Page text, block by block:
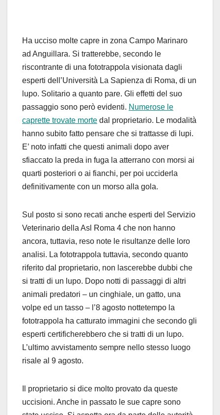
Ha ucciso molte capre in zona Campo Marinaro
ad Anguillara. Si tratterebbe, secondo le
riscontrante di una fototrappola visionata dagli
esperti dell’Università La Sapienza di Roma, di un
lupo. Solitario a quanto pare. Gli effetti del suo
passaggio sono però evidenti. Numerose le
caprette trovate morte dal proprietario. Le modalità
hanno subito fatto pensare che si trattasse di lupi.
E’ noto infatti che questi animali dopo aver
sfiaccato la preda in fuga la atterrano con morsi ai
quarti posteriori o ai fianchi, per poi ucciderla
definitivamente con un morso alla gola.
Sul posto si sono recati anche esperti del Servizio
Veterinario della Asl Roma 4 che non hanno
ancora, tuttavia, reso note le risultanze delle loro
analisi. La fototrappola tuttavia, secondo quanto
riferito dal proprietario, non lascerebbe dubbi che
si tratti di un lupo. Dopo notti di passaggi di altri
animali predatori – un cinghiale, un gatto, una
volpe ed un tasso – l’8 agosto nottetempo la
fototrappola ha catturato immagini che secondo gli
esperti certificherebbero che si tratti di un lupo.
L’ultimo avvistamento sempre nello stesso luogo
risale al 9 agosto.
Il proprietario si dice molto provato da queste
uccisioni. Anche in passato le sue capre sono